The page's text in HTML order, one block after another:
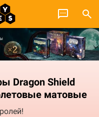
Dragon Shield
матовые